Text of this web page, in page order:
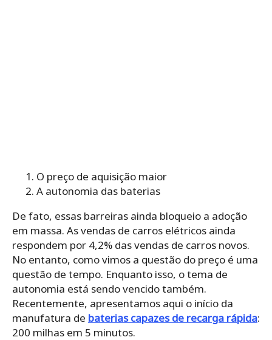
O preço de aquisição maior
A autonomia das baterias
De fato, essas barreiras ainda bloqueio a adoção
em massa. As vendas de carros elétricos ainda
respondem por 4,2% das vendas de carros novos.
No entanto, como vimos a questão do preço é uma
questão de tempo. Enquanto isso, o tema de
autonomia está sendo vencido também.
Recentemente, apresentamos aqui o início da
manufatura de baterias capazes de recarga rápida:
200 milhas em 5 minutos.